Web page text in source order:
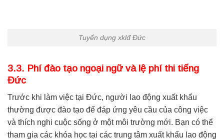
Tuyển dụng xklđ Đức
3.3. Phí đào tạo ngoại ngữ và lệ phí thi tiếng
Đức
Trước khi làm việc tại Đức, người lao động xuất khẩu
thường được đào tạo để đáp ứng yêu cầu của công việc
và thích nghi cuộc sống ở một môi trường mới. Bạn có thể
tham gia các khóa học tại các trung tâm xuất khẩu lao động